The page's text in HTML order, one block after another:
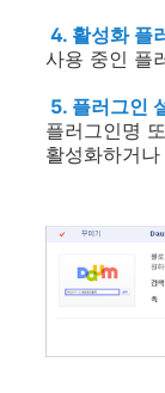
4. 활성화 플
사용 중인 플
5. 플러그인
플러그인명
활성화하거